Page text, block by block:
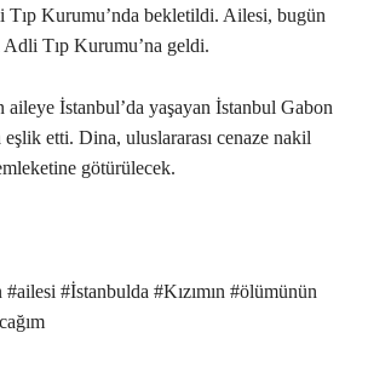
Tıp Kurumu’nda bekletildi. Ailesi, bugün
Tıp Kurumu’na geldi.
İstanbul’da yaşayan İstanbul Gabon
etti. Dina, uluslararası cenaze nakil
götürülecek.
#İstanbulda #Kızımın #ölümünün